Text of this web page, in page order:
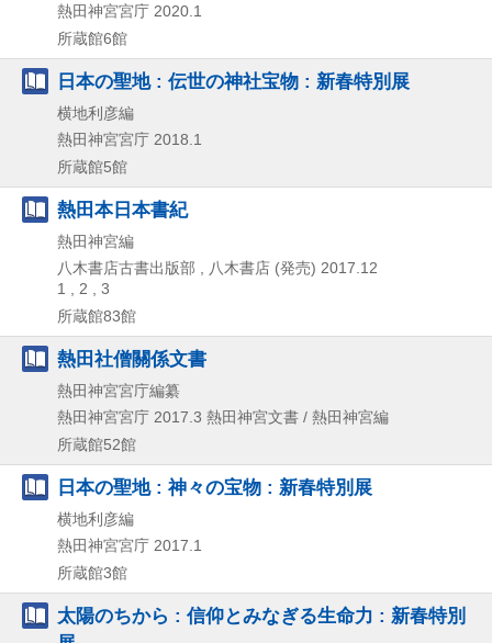
熱田神宮宮庁 2020.1
所蔵館6館
日本の聖地 : 伝世の神社宝物 : 新春特別展
横地利彦編
熱田神宮宮庁 2018.1
所蔵館5館
熱田本日本書紀
熱田神宮編
八木書店古書出版部 , 八木書店 (発売) 2017.12
1 , 2 , 3
所蔵館83館
熱田社僧關係文書
熱田神宮宮庁編纂
熱田神宮宮庁 2017.3 熱田神宮文書 / 熱田神宮編
所蔵館52館
日本の聖地 : 神々の宝物 : 新春特別展
横地利彦編
熱田神宮宮庁 2017.1
所蔵館3館
太陽のちから : 信仰とみなぎる生命力 : 新春特別